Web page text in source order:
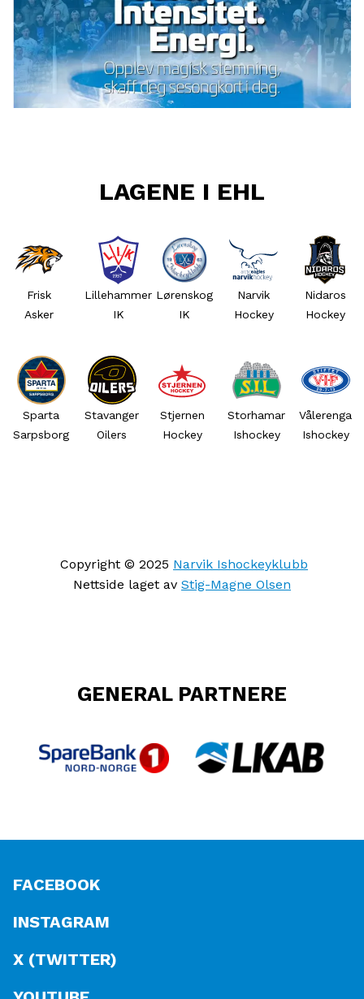
LAGENE I EHL
Frisk
Asker
Lillehammer
IK
Lørenskog
IK
Narvik
Hockey
Nidaros
Hockey
Sparta
Sarpsborg
Stavanger
Oilers
Stjernen
Hockey
Storhamar
Ishockey
Vålerenga
Ishockey
Copyright © 2025 Narvik Ishockeyklubb
Nettside laget av Stig-Magne Olsen
GENERAL PARTNERE
FACEBOOK
INSTAGRAM
X (TWITTER)